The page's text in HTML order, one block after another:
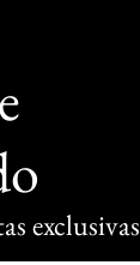
exclusivas